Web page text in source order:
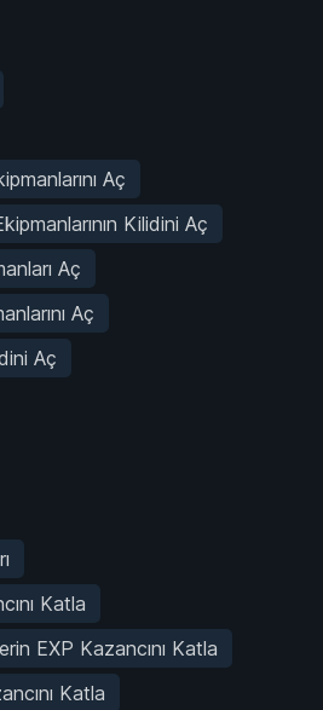
Aç
Kilidini Aç
Aç
Aç
Aç
Katla
EXP Kazancını Katla
Katla